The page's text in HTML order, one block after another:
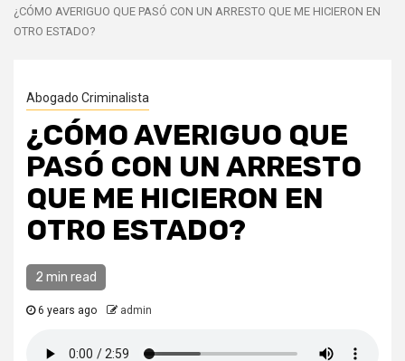
¿CÓMO AVERIGUO QUE PASÓ CON UN ARRESTO QUE ME HICIERON EN
OTRO ESTADO?
Abogado Criminalista
¿CÓMO AVERIGUO QUE
PASÓ CON UN ARRESTO
QUE ME HICIERON EN
OTRO ESTADO?
2 min read
6 years ago admin